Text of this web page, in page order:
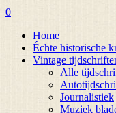
0
Home
Échte historische
Vintage
Alle
Journalistiek
Muziek